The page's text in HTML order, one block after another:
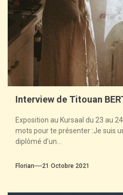
Interview de Titouan
Exposition au Kursaal du 23 au
mots pour te présenter :Je suis
diplômé d’un...
Florian 21 Octobre 2021